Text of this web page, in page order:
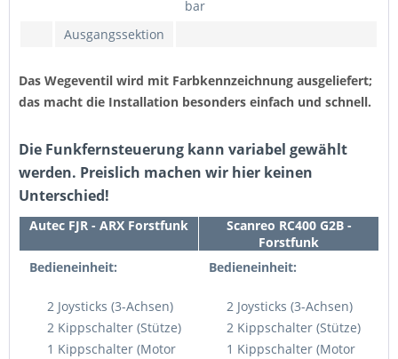
bar
Ausgangssektion
Das Wegeventil wird mit Farbkennzeichnung ausgeliefert;
das macht die Installation besonders einfach und schnell.
Die Funkfernsteuerung kann variabel gewählt
werden. Preislich machen wir hier keinen
Unterschied!
Autec FJR - ARX Forstfunk
Scanreo RC400 G2B -
Forstfunk
Bedieneinheit:
2 Joysticks (3-Achsen)
2 Kippschalter (Stütze)
1 Kippschalter (Motor
Bedieneinheit:
2 Joysticks (3-Achsen)
2 Kippschalter (Stütze)
1 Kippschalter (Motor